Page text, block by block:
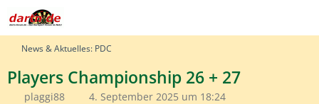
News & Aktuelles: PDC
Players Championship 26 + 27
plaggi88 4. September 2025 um 18:24